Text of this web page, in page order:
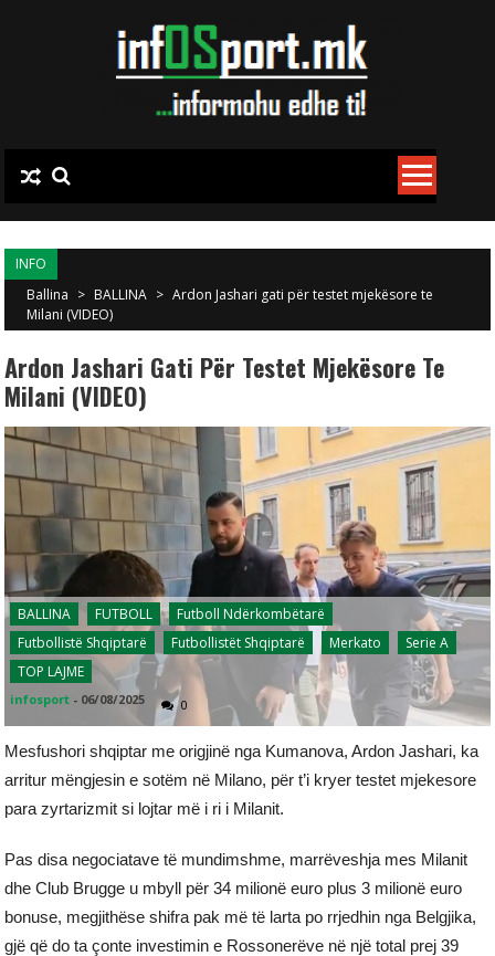
INFO
Ballina > BALLINA > Ardon Jashari gati për testet mjekësore te
Milani (VIDEO)
Ardon Jashari Gati Për Testet Mjekësore Te
Milani (VIDEO)
BALLINA FUTBOLL
Futboll Ndërkombëtarë
Futbollistë Shqiptarë
Futbollistët Shqiptarë Merkato
Serie A
TOP LAJME
infosport - 06/08/2025 0
Mesfushori shqiptar me origjinë nga Kumanova, Ardon Jashari, ka
arritur mëngjesin e sotëm në Milano, për t’i kryer testet mjekesore
para zyrtarizmit si lojtar më i ri i Milanit.
Pas disa negociatave të mundimshme, marrëveshja mes Milanit
dhe Club Brugge u mbyll për 34 milionë euro plus 3 milionë euro
bonuse, megjithëse shifra pak më të larta po rrjedhin nga Belgjika,
gjë që do ta çonte investimin e Rossonerëve në një total prej 39